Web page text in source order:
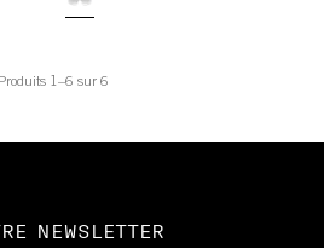
Produits 1–6 sur 6
NEWSLETTER